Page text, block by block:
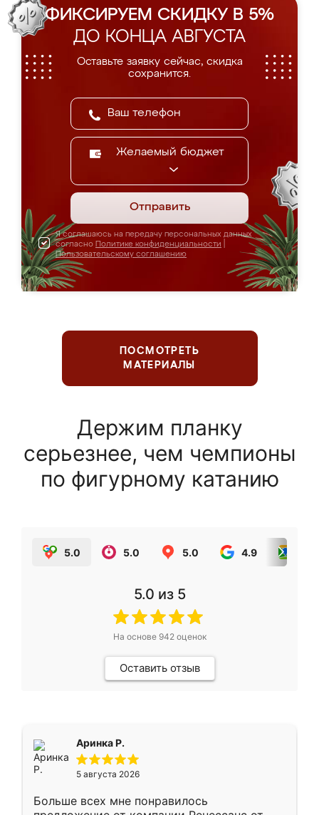
ФИКСИРУЕМ СКИДКУ В 5%
ДО КОНЦА АВГУСТА
Оставьте заявку сейчас, скидка
сохранится.
Желаемый бюджет
Отправить
Я соглашаюсь на передачу персональных данных
согласно Политике конфиденциальности
Пользовательскому соглашению
ПОСМОТРЕТЬ
МАТЕРИАЛЫ
Держим планку
серьезнее, чем чемпионы
по фигурному катанию
5.0 5.0 5.0 4.9
5.0 из 5
На основе 942оценок
Оставить отзыв
Аринка Р.
5 августа 2026
Больше всех мне понравилось